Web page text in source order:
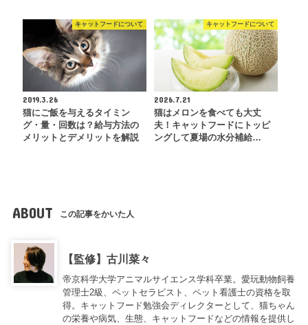
キャットフードについて
2019.3.26
猫にご飯を与えるタイミン
グ・量・回数は？給与方法の
メリットとデメリットを解説
キャットフードについて
2026.7.21
猫はメロンを食べても大丈
夫！キャットフードにトッピ
ングして夏場の水分補給…
ABOUT この記事をかいた人
【監修】古川菜々
帝京科学大学アニマルサイエンス学科卒業。愛玩動物飼養
管理士2級、ペットセラピスト、ペット看護士の資格を取
得。キャットフード勉強会ディレクターとして、猫ちゃん
の栄養や病気、生態、キャットフードなどの情報を提供し